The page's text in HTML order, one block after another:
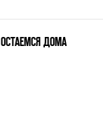
ОСТАЕМСЯ ДОМА